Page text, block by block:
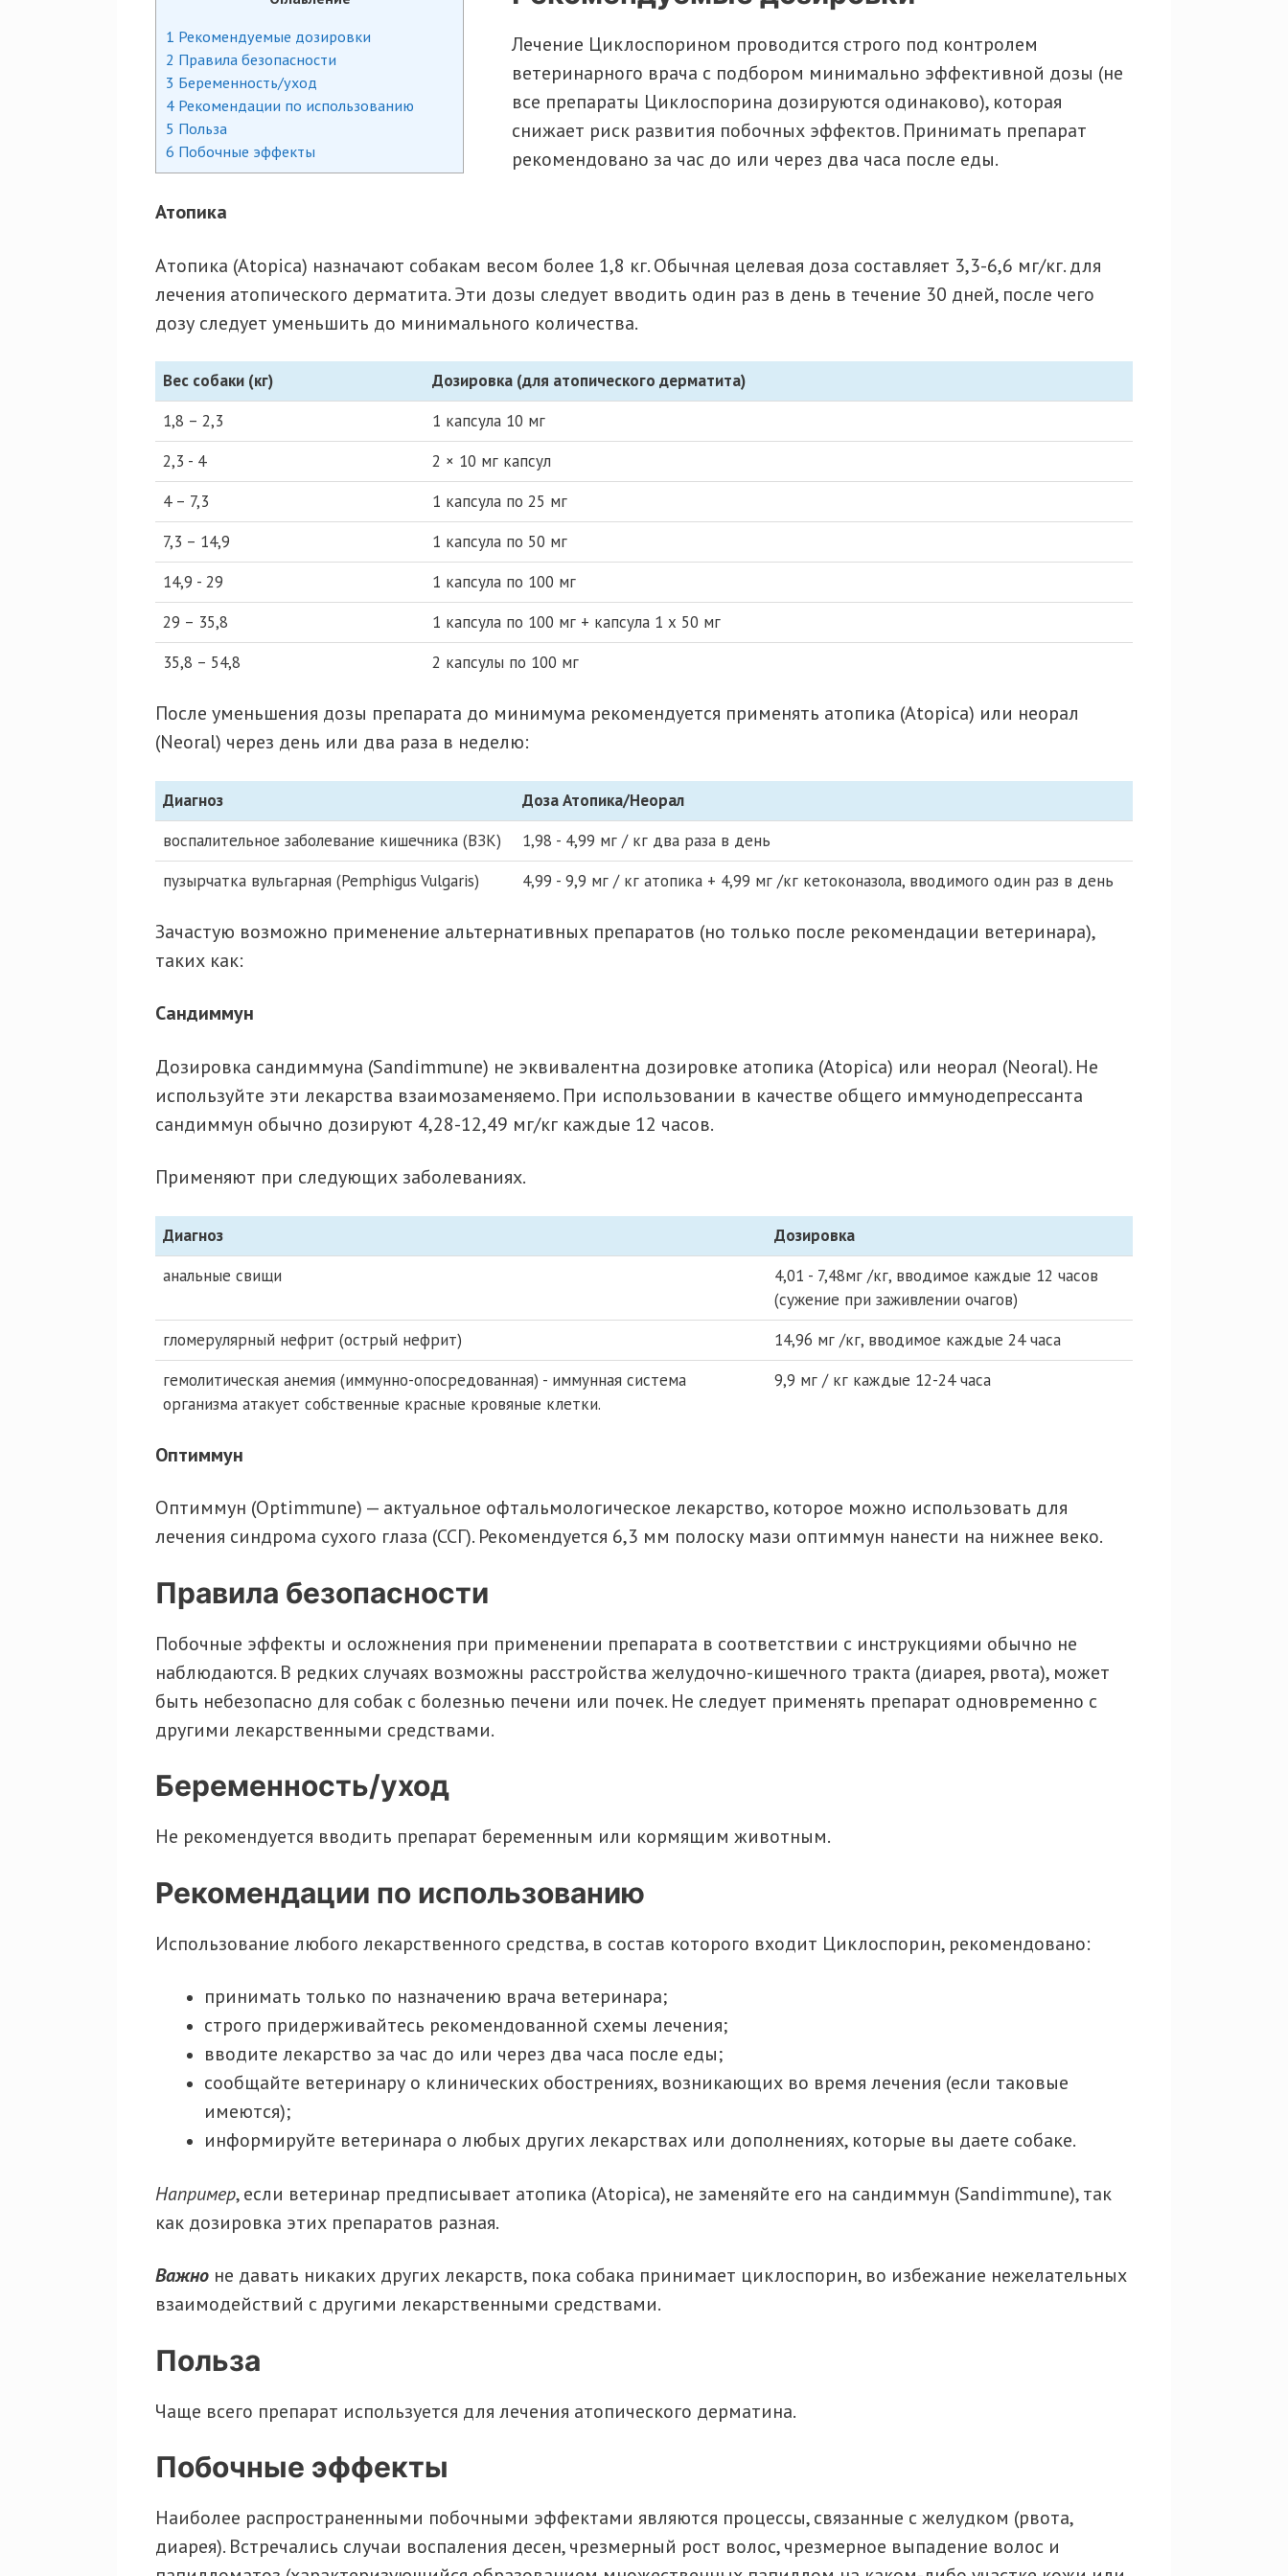
1 Рекомендуемые дозировки
2 Правила безопасности
3 Беременность/уход
4 Рекомендации по использованию
5 Польза
6 Побочные эффекты
Лечение Циклоспорином проводится строго под контролем
ветеринарного врача с подбором минимально эффективной дозы (не
все препараты Циклоспорина дозируются одинаково), которая
снижает риск развития побочных эффектов. Принимать препарат
рекомендовано за час до или через два часа после еды.
Атопика
Атопика (Atopica) назначают собакам весом более 1,8 кг. Обычная целевая доза составляет 3,3-6,6 мг/кг. для
лечения атопического дерматита. Эти дозы следует вводить один раз в день в течение 30 дней, после чего
дозу следует уменьшить до минимального количества.
Вес собаки (кг)
Дозировка (для атопического дерматита)
1,8 – 2,3
1 капсула 10 мг
2,3 - 4
2 × 10 мг капсул
4 – 7,3
1 капсула по 25 мг
7,3 – 14,9
1 капсула по 50 мг
14,9 - 29
1 капсула по 100 мг
29 – 35,8
1 капсула по 100 мг + капсула 1 х 50 мг
35,8 – 54,8
2 капсулы по 100 мг
После уменьшения дозы препарата до минимума рекомендуется применять атопика (Atopica) или неорал
(Neoral) через день или два раза в неделю:
Диагноз
Доза Атопика/Неорал
воспалительное заболевание кишечника (ВЗК)
1,98 - 4,99 мг / кг два раза в день
пузырчатка вульгарная (Pemphigus Vulgaris)
4,99 - 9,9 мг / кг атопика + 4,99 мг /кг кетоконазола, вводимого один раз в день
Зачастую возможно применение альтернативных препаратов (но только после рекомендации ветеринара),
таких как:
Сандиммун
Дозировка сандиммуна (Sandimmunе) не эквивалентна дозировке атопика (Atopica) или неорал (Neoral). Не
используйте эти лекарства взаимозаменяемо. При использовании в качестве общего иммунодепрессанта
сандиммун обычно дозируют 4,28-12,49 мг/кг каждые 12 часов.
Применяют при следующих заболеваниях.
Диагноз
Дозировка
анальные свищи
4,01 - 7,48мг /кг, вводимое каждые 12 часов
(сужение при заживлении очагов)
гломерулярный нефрит (острый нефрит)
14,96 мг /кг, вводимое каждые 24 часа
гемолитическая анемия (иммунно-опосредованная) - иммунная система
организма атакует собственные красные кровяные клетки.
9,9 мг / кг каждые 12-24 часа
Оптиммун
Оптиммун (Optimmune) — актуальное офтальмологическое лекарство, которое можно использовать для
лечения синдрома сухого глаза (ССГ). Рекомендуется 6,3 мм полоску мази оптиммун нанести на нижнее веко.
Правила безопасности
Побочные эффекты и осложнения при применении препарата в соответствии с инструкциями обычно не
наблюдаются. В редких случаях возможны расстройства желудочно-кишечного тракта (диарея, рвота), может
быть небезопасно для собак с болезнью печени или почек. Не следует применять препарат одновременно с
другими лекарственными средствами.
Беременность/уход
Не рекомендуется вводить препарат беременным или кормящим животным.
Рекомендации по использованию
Использование любого лекарственного средства, в состав которого входит Циклоспорин, рекомендовано:
принимать только по назначению врача ветеринара;
строго придерживайтесь рекомендованной схемы лечения;
вводите лекарство за час до или через два часа после еды;
сообщайте ветеринару о клинических обострениях, возникающих во время лечения (если таковые
имеются);
информируйте ветеринара о любых других лекарствах или дополнениях, которые вы даете собаке.
Например, если ветеринар предписывает атопика (Atopica), не заменяйте его на сандиммун (Sandimmune), так
как дозировка этих препаратов разная.
Важно не давать никаких других лекарств, пока собака принимает циклоспорин, во избежание нежелательных
взаимодействий с другими лекарственными средствами.
Польза
Чаще всего препарат используется для лечения атопического дерматина.
Побочные эффекты
Наиболее распространенными побочными эффектами являются процессы, связанные с желудком (рвота,
диарея). Встречались случаи воспаления десен, чрезмерный рост волос, чрезмерное выпадение волос и